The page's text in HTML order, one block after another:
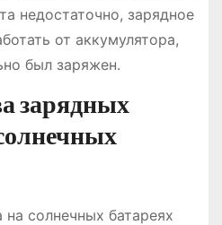
недостаточно, зарядное
от аккумулятора,
был заряжен.
зарядных
солнечных батареях